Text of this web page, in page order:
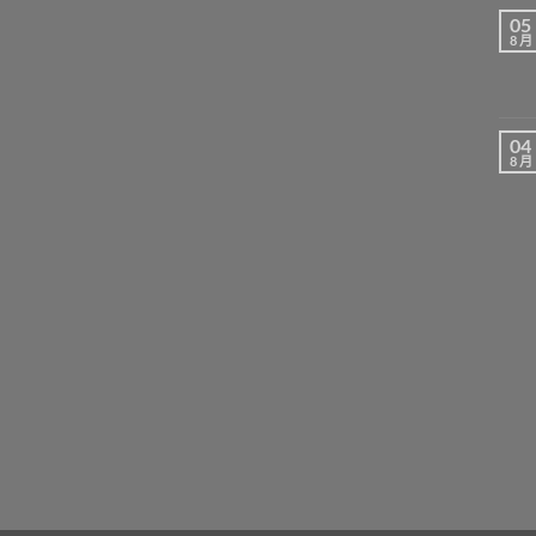
05
8 月
04
8 月